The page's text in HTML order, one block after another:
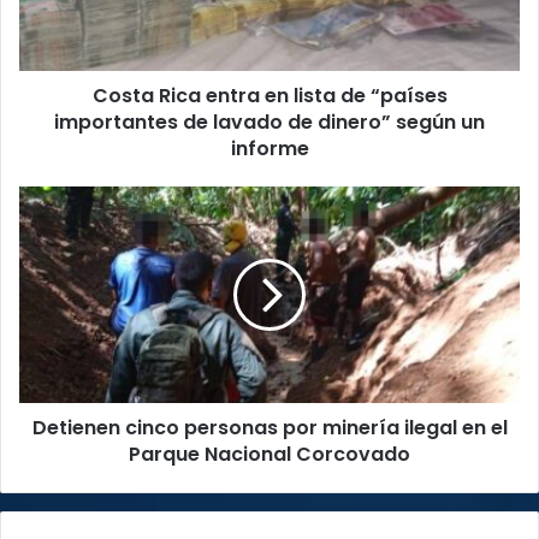
“países
importantes
de
un
informe
Costa Rica entra en lista de “países
importantes de lavado de dinero” según un
informe
Detienen
cinco
personas
por
minería
el
Parque
Nacional
Detienen cinco personas por minería ilegal en el
Parque Nacional Corcovado